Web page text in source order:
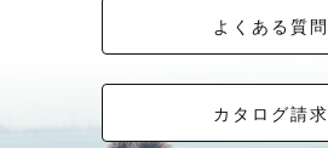
よくある質問
カタログ請求